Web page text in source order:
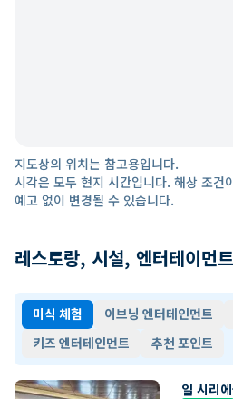
지도상의 위치는 참고용입니다.
시각은 모두 현지 시간입니다. 해상 조건
예고 없이 변경될 수 있습니다.
레스토랑, 시설, 엔터테이먼
미식 체험 이브닝 엔터테인먼트
키즈 엔터테인먼트
추천 포인트
일 시리